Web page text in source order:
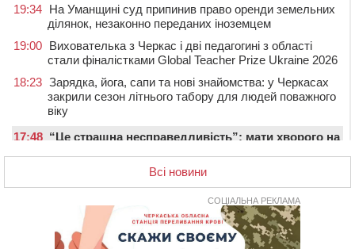
19:34 На Уманщині суд припинив право оренди земельних
ділянок, незаконно переданих іноземцем
19:00 Вихователька з Черкас і дві педагогині з області
стали фіналістками Global Teacher Prize Ukraine 2026
18:23 Зарядка, йога, сапи та нові знайомства: у Черкасах
закрили сезон літнього табору для людей поважного
віку
17:48 “Це страшна несправедливість”: мати хворого на
ОВА виділити кошти на дороговартісні ліки
17:15 На Уманщині судитимуть колишню очільницю відділу
освіти через закупівлю електрики за завищеною
У Черкасах провели в останню путь двох
Всі новини
СОЦІАЛЬНА РЕКЛАМА